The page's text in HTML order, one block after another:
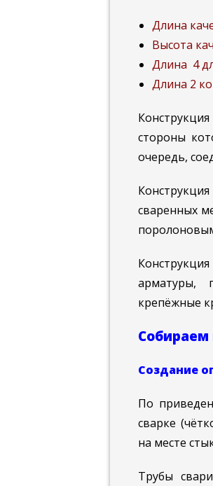
Длина
Высота
Длина 4
Длина 2
стороны
очередь,
сваренных
арматуры,
крепёжные
Собираем
Создание
По
сварке
на месте
Трубы